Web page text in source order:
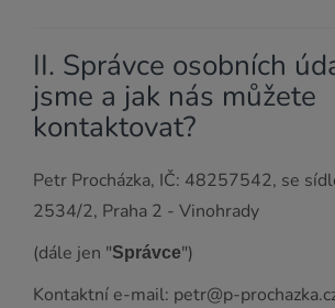
II. Správce osobních
jsme a jak nás můžete
kontaktovat?
Petr Procházka, IČ: 48257542, se
2534/2, Praha 2 - Vinohrady
(dále jen "Správce")
Kontaktní e-mail: petr@p-